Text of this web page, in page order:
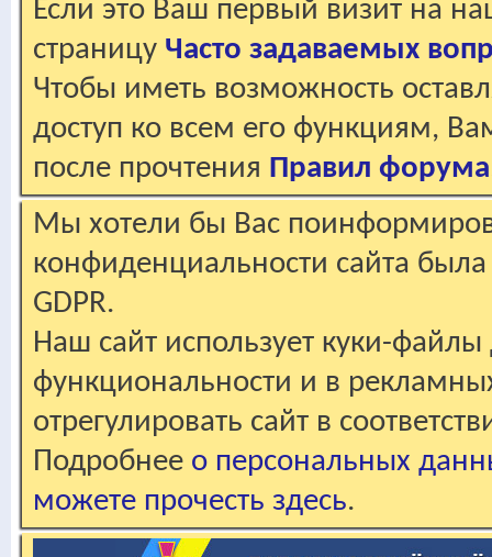
Если это Ваш первый визит на
страницу Часто задаваемых
Чтобы иметь возможность
доступ ко всем его функциям,
после прочтения Правил форума
Мы хотели бы Вас
конфиденциальности сайта
GDPR.
Наш сайт использует куки-файлы
функциональности и в
отрегулировать сайт в
Подробнее о персональных
можете прочесть здесь.